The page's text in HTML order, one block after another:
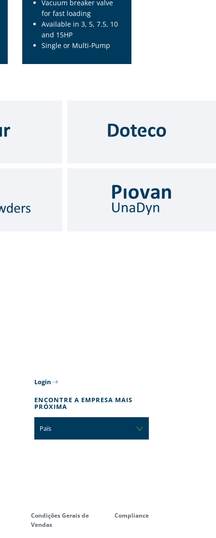
Vacuum breaker valve
for fast loading
Available in 3, 5, 7.5, 10
and 15HP
Single or Multi-Pump
Login
ENCONTRE A EMPRESA MAIS
PRÓXIMA
País
Condições Gerais de
Vendas
Compliance